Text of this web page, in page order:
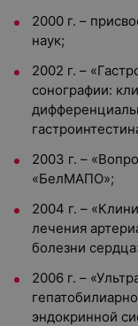
2000 г. –
наук;
2002 г. –
сонографии:
2003 г. –
«БелМАПО»;
2004 г. –
лечения
болезни
2006 г. –
эндокринной